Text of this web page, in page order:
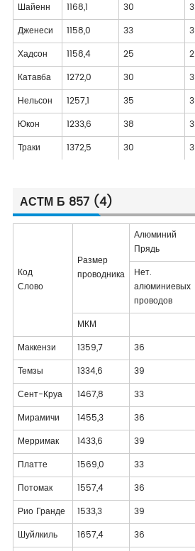
Шайенн
1168,1 30 3
Дженеси
1158,0 33 3
Хадсон
1158,4 25 2
Катавба
1272,0 30 3
Нельсон
1257,1 35 3
Юкон
1233,6 38 3
Траки
1372,5 30 3
АСТМ Б 857 (4)
Код
Слово
Размер
проводника
Алюминий
Прядь
Нет.
алюминиевых
проводов
МКМ
Маккензи
1359,7 36
Темзы
1334,6 39
Сент-Круа
1467,8 33
Мирамичи
1455,3 36
Мерримак
1433,6 39
Платте
1569,0 33
Потомак
1557,4 36
Рио Гранде
1533,3 39
Шуйлкиль
1657,4 36